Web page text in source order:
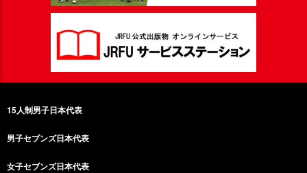
15人制男子日本代表
男子セブンズ日本代表
女子セブンズ日本代表